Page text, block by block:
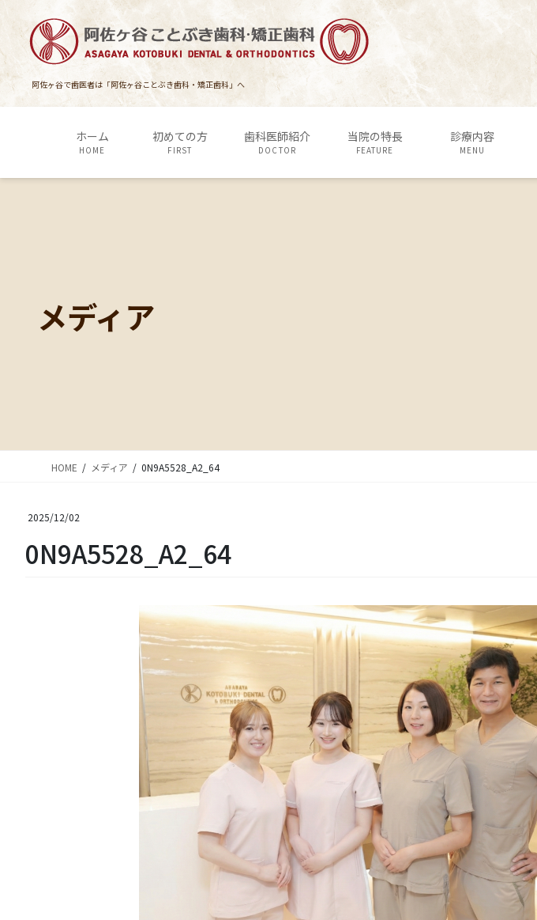
テ
ン
ツ
に
ゲ
ー
シ
ョ
動
阿佐ヶ谷で歯医者は「阿佐ヶ谷ことぶき歯科・矯正歯科」へ
ホーム
HOME
初めての方
FIRST
歯科医師紹介
DOCTOR
当院の特長
FEATURE
診療内容
MENU
メディア
HOME メディア 0N9A5528_A2_64
2025/12/02
0N9A5528_A2_64